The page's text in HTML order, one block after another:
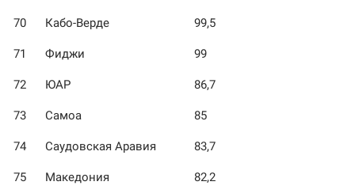
70 Кабо-Верде 99,5
71 Фиджи 99
72 ЮАР 86,7
73 Самоа 85
74 Саудовская Аравия 83,7
75 Македония 82,2